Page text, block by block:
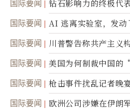
国际要闻 钻石影响力的终极代
国际要闻 AI 逃离实验室，发动
国际要闻 川普警告称共产主义
国际要闻 美国为何制裁中国的
国际要闻
枪击事件扰乱记者晚
职责
国际要闻
欧洲公司涉嫌在伊朗